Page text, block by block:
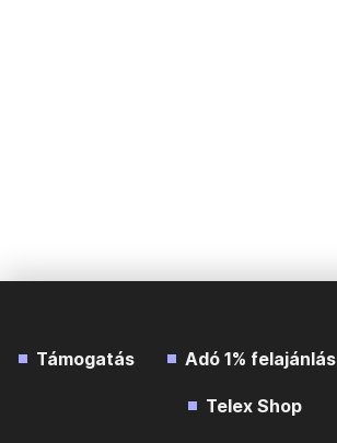
Támogatás Adó 1% felajánlás
Telex Shop